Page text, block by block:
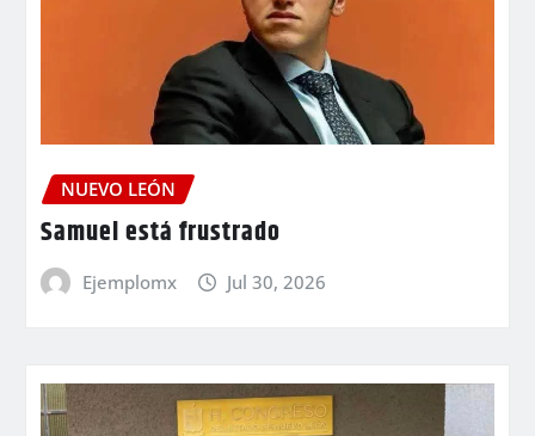
NUEVO LEÓN
Samuel está frustrado
Ejemplomx Jul 30, 2026